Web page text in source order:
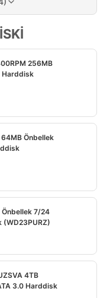
256MB
Harddisk
Önbellek
Önbellek 7/24
(WD23PURZ)
4TB
3.0 Harddisk